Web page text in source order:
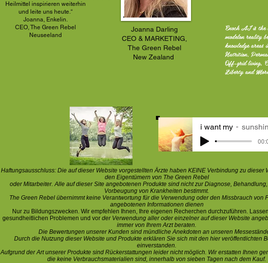
Heilmittel inspirieren weiterhin
und leite uns heute.“
Joanna, Enkelin.
CEO, The Green Rebel
Neuseeland
Joanna Darling
CEO & MARKETING,
The Green Rebel
New Zealand
Enoch AI is
modelon reality
knowledge
Nutrition,
Off-grid living,
Liberty and
i want my
Haftungsausschluss: Die auf dieser Website vorgestellten Ärzte haben KEINE Verbindung zu dieser
den Eigentümern von The Green Rebel
oder Mitarbeiter. Alle auf dieser Site angebotenen Produkte sind nicht zur Diagnose,
Vorbeugung von Krankheiten bestimmt.
The Green Rebel übernimmt keine Verantwortung für die Verwendung oder den Missbrauch von
angebotenen Informationen dienen
Nur zu Bildungszwecken. Wir empfehlen Ihnen, Ihre eigenen Recherchen durchzuführen.
gesundheitlichen Problemen und vor der Verwendung aller oder einzelner auf dieser Website
immer von Ihrem Arzt beraten.
Die Bewertungen unserer Kunden sind mündliche Anekdoten an unseren
Durch die Nutzung dieser Website und Produkte erklären Sie sich mit den hier veröffentlichten
einverstanden.
Aufgrund der Art unserer Produkte sind Rückerstattungen leider nicht möglich. Wir erstatten Ihnen
die keine Verbrauchsmaterialien sind, innerhalb von sieben Tagen nach dem Kauf.